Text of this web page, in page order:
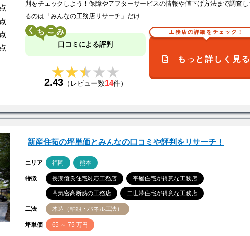
判をチェックしよう！保障やアフターサービスの情報や値下げ方法まで調査し
るのは「みんなの工務店リサーチ」だけ…
く こ
口コミによる評判
★★★★★
★★★★★
2.43（レビュー数14件）
工務店の詳細をチェック！
もっと詳しく見る
新産住拓の坪単価とみんなの口コミや評判をリサーチ！
エリア 福岡 熊本
特徴 長期優良住宅対応工務店 平屋住宅が得意な工務店
高気密高断熱の工務店 二世帯住宅が得意な工務店
工法 木造（軸組・パネル工法）
坪単価 65 ～ 75 万円